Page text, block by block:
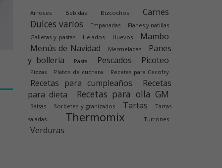
Arroces Bebidas Bizcochos Carnes
Dulces varios Empanadas
Flanes y natillas
Galletas y pastas
Helados Huevos
Mambo
Menús de Navidad
Mermeladas
Panes
y bolleria
Pasta Pescados Picoteo
Pizzas Platos de cuchara Recetas para Cecofry
Recetas para cumpleaños
Recetas
para dieta
Recetas para olla GM
Salsas Sorbetes y granizados Tartas
Tartas
saladas
Thermomix Turrones
Verduras